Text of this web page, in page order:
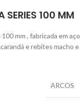
SERIES 100 MM
mm , fabricada em aço
e rebites macho e
ARCOS